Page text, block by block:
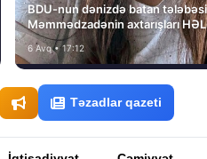
BDU-nun dənizdə batan
Məmmədzadənin axtarışları
NƏTİCƏSİZ QALIB!
6 Avq • 17:12
Təzadlar qazeti